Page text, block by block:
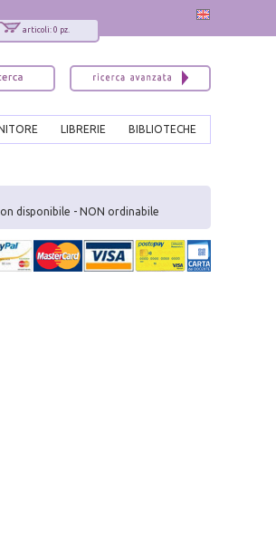
articoli: 0 pz.
BIBLIOTECHE
LIBRERIE
disponibile - NON ordinabile
x
nostri libri?
newsletter!
nostre novità, potrai
quando desideri.